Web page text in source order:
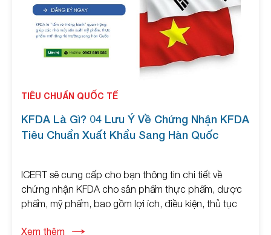
TIÊU CHUẨN QUỐC TẾ
KFDA Là Gì? 04 Lưu Ý Về Chứng Nhận KFDA
Tiêu Chuẩn Xuất Khẩu Sang Hàn Quốc
ICERT sẽ cung cấp cho bạn thông tin chi tiết về
chứng nhận KFDA cho sản phẩm thực phẩm, dược
phẩm, mỹ phẩm, bao gồm lợi ích, điều kiện, thủ tục
Trường Hàn Quốc mới nhất 2026. Liên hệ ngay!
Xem thêm